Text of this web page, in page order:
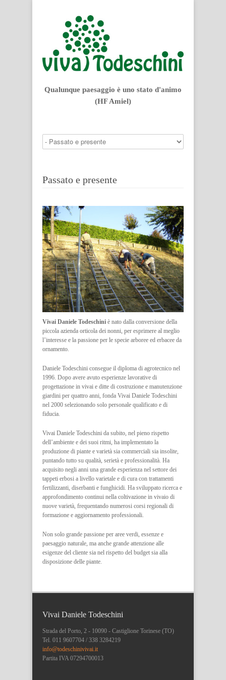
Qualunque paesaggio è uno stato d'animo
(HF Amiel)
Passato e presente
Vivai Daniele Todeschini è nato dalla conversione della
piccola azienda orticola dei nonni, per esprimere al meglio
l’interesse e la passione per le specie arboree ed erbacee da
ornamento.
Daniele Todeschini consegue il diploma di agrotecnico nel
1996. Dopo avere avuto esperienze lavorative di
progettazione in vivai e ditte di costruzione e manutenzione
giardini per quattro anni, fonda Vivai Daniele Todeschini
nel 2000 selezionando solo personale qualificato e di
fiducia.
Vivai Daniele Todeschini da subito, nel pieno rispetto
dell’ambiente e dei suoi ritmi, ha implementato la
produzione di piante e varietà sia commerciali sia insolite,
puntando tutto su qualità, serietà e professionalità. Ha
acquisito negli anni una grande esperienza nel settore dei
tappeti erbosi a livello varietale e di cura con trattamenti
fertilizzanti, diserbanti e funghicidi. Ha sviluppato ricerca e
approfondimento continui nella coltivazione in vivaio di
nuove varietà, frequentando numerosi corsi regionali di
formazione e aggiornamento professionali.
Non solo grande passione per aree verdi, essenze e
paesaggio naturale, ma anche grande attenzione alle
esigenze del cliente sia nel rispetto del budget sia alla
disposizione delle piante.
Vivai Daniele Todeschini
Strada del Porto, 2 - 10090 - Castiglione Torinese (TO)
Tel. 011 9607704 / 338 3284219
info@todeschinivivai.it
Partita IVA 07294700013